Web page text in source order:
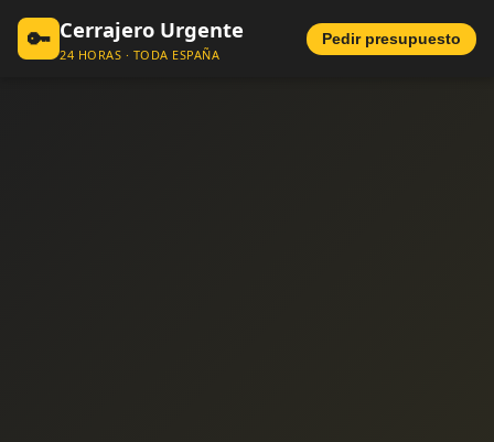
🔑 Cerrajero Urgente
24 HORAS · TODA ESPAÑA
Pedir presupuesto